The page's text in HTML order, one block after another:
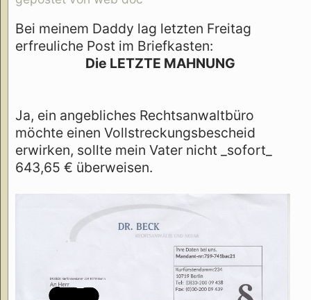
Bei meinem Daddy lag letzten Freitag
erfreuliche Post im Briefkasten:
Die LETZTE MAHNUNG
Ja, ein angebliches Rechtsanwaltbüro
möchte einen Vollstreckungsbescheid
erwirken, sollte mein Vater nicht _sofort_
643,65 € überweisen.